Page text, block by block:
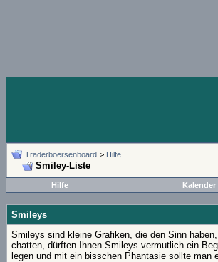
Traderboersenboard > Hilfe
Smiley-Liste
Hilfe Kalender
Smileys
Smileys sind kleine Grafiken, die den Sinn
chatten, dürften Ihnen Smileys vermutlich ein
legen und mit ein bisschen Phantasie sollte man